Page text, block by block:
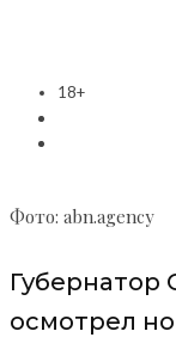
18+
Фото: abn.agency
Губернатор
осмотрел